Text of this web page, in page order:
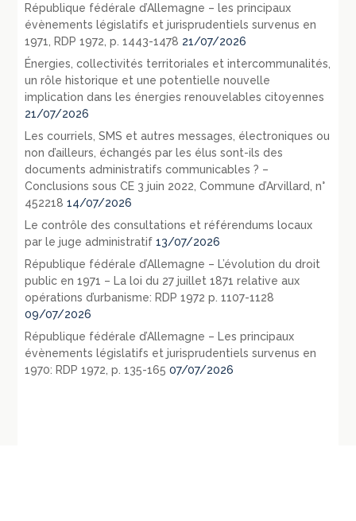
République fédérale d’Allemagne – les principaux
évènements législatifs et jurisprudentiels survenus en
1971, RDP 1972, p. 1443-1478 21/07/2026
Énergies, collectivités territoriales et intercommunalités,
un rôle historique et une potentielle nouvelle
implication dans les énergies renouvelables citoyennes
21/07/2026
Les courriels, SMS et autres messages, électroniques ou
non d’ailleurs, échangés par les élus sont-ils des
documents administratifs communicables ? –
Conclusions sous CE 3 juin 2022, Commune d’Arvillard, n°
452218 14/07/2026
Le contrôle des consultations et référendums locaux
par le juge administratif 13/07/2026
République fédérale d’Allemagne – L’évolution du droit
public en 1971 – La loi du 27 juillet 1871 relative aux
opérations d’urbanisme: RDP 1972 p. 1107-1128
09/07/2026
République fédérale d’Allemagne – Les principaux
évènements législatifs et jurisprudentiels survenus en
1970: RDP 1972, p. 135-165 07/07/2026